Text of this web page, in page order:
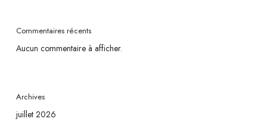
Commentaires récents
Aucun commentaire à afficher.
Archives
juillet 2026